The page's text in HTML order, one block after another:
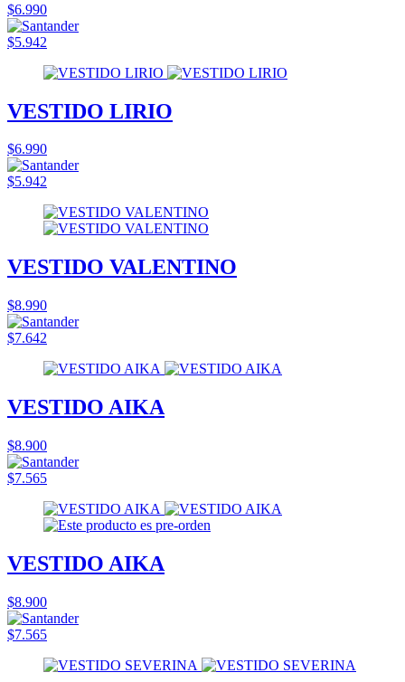
$6.990
$5.942
VESTIDO LIRIO
$6.990
$5.942
VESTIDO VALENTINO
$8.990
$7.642
VESTIDO AIKA
$8.900
$7.565
VESTIDO AIKA
$8.900
$7.565